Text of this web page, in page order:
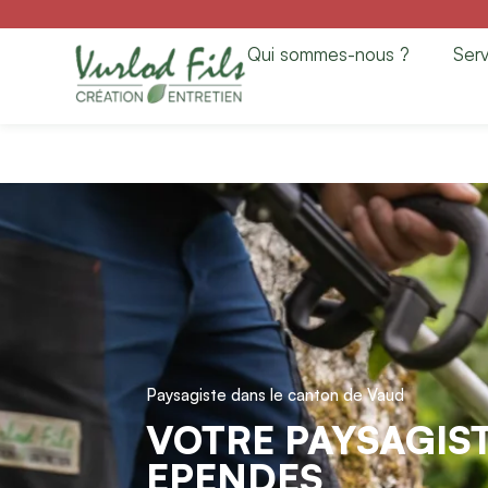
Qui sommes-nous ?
Paysagiste à
Entretien
Paysagiste dans le canton de Vaud
VOTRE
EPENDES